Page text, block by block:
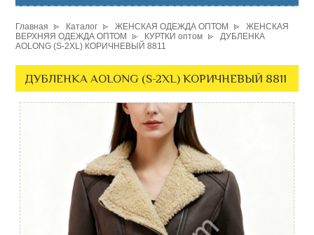
Главная Каталог ЖЕНСКАЯ ОДЕЖДА ОПТОМ
ЖЕНСКАЯ
ВЕРХНЯЯ ОДЕЖДА ОПТОМ
КУРТКИ оптом
ДУБЛЕНКА
AOLONG (S-2XL) КОРИЧНЕВЫЙ 8811
ДУБЛЕНКА AOLONG (S-2XL) КОРИЧНЕВЫЙ 8811